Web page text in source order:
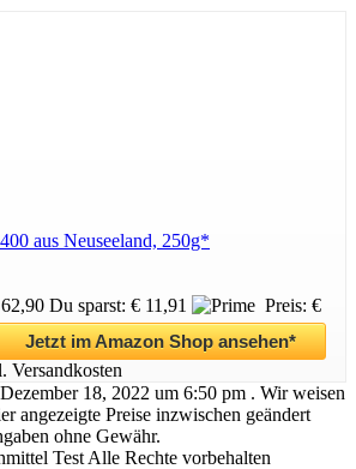
aus Neuseeland, 250g*
Du sparst: € 11,91
Preis: €
Jetzt im Amazon Shop ansehen*
Versandkosten
18, 2022 um 6:50 pm . Wir weisen
angezeigte Preise inzwischen geändert
ohne Gewähr.
Test Alle Rechte vorbehalten